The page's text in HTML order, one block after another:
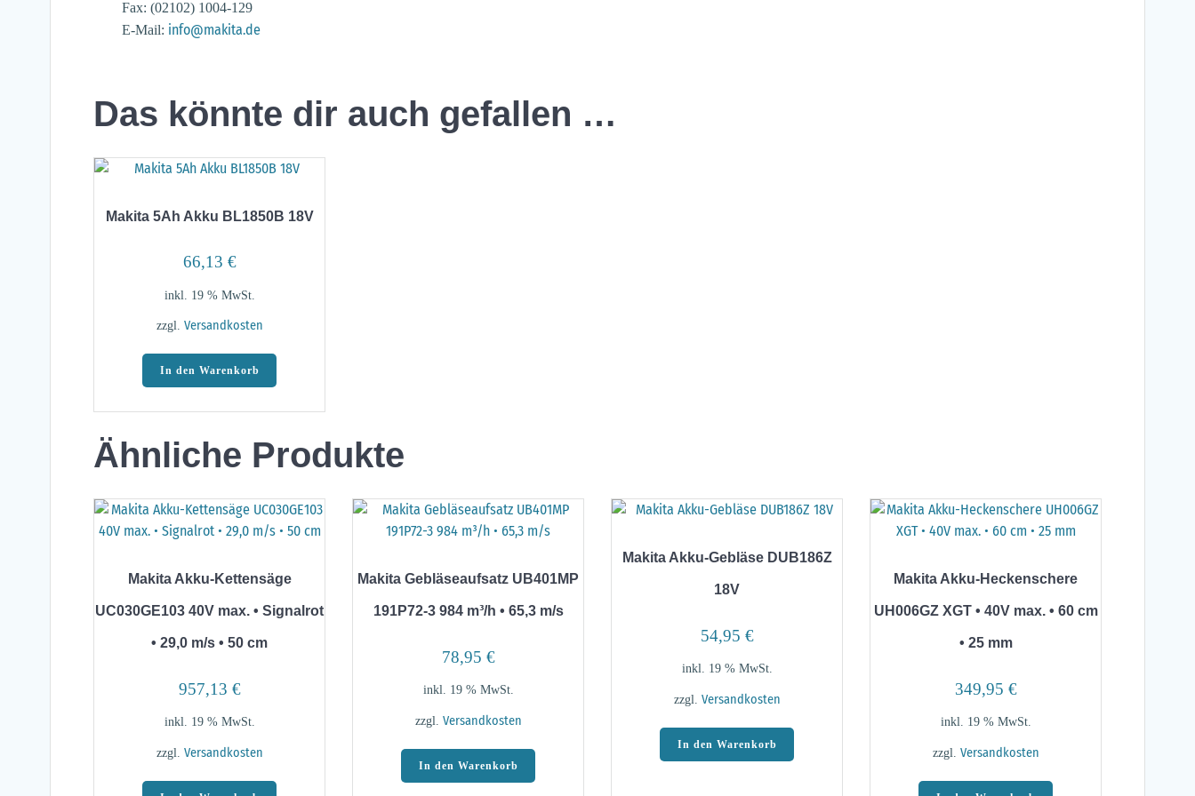
Fax: (02102) 1004-129
E-Mail: info@makita.de
Das könnte dir auch gefallen …
Makita 5Ah Akku BL1850B 18V
66,13 €
inkl. 19 % MwSt.
zzgl. Versandkosten
In den Warenkorb
Ähnliche Produkte
Makita Akku-Kettensäge
UC030GE103 40V max. • Signalrot
• 29,0 m/s • 50 cm
957,13 €
inkl. 19 % MwSt.
zzgl. Versandkosten
Makita Gebläseaufsatz UB401MP
191P72-3 984 m³/h • 65,3 m/s
78,95 €
inkl. 19 % MwSt.
zzgl. Versandkosten
In den Warenkorb
Makita Akku-Gebläse DUB186Z
18V
54,95 €
inkl. 19 % MwSt.
zzgl. Versandkosten
In den Warenkorb
Makita Akku-Heckenschere
UH006GZ XGT • 40V max. • 60 cm
• 25 mm
349,95 €
inkl. 19 % MwSt.
zzgl. Versandkosten